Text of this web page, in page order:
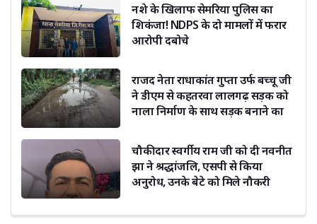
नशे के खिलाफ सेमरिया पुलिस का
शिकंजा! NDPS के दो मामलों में फरार
आरोपी दबोचे
राजद नेता राधाकांत गुप्ता उर्फ बच्चू जी
ने डीएम से कहतरवा लालगढ़ सड़क को
नाला निर्माण के साथ सड़क बनाने का
चौकीदार स्वर्गीय राम जी को दी नवनीत
झा ने श्रद्धांजलि, एसपी से किया
अनुरोध, उनके बेटे को मिले नौकरी